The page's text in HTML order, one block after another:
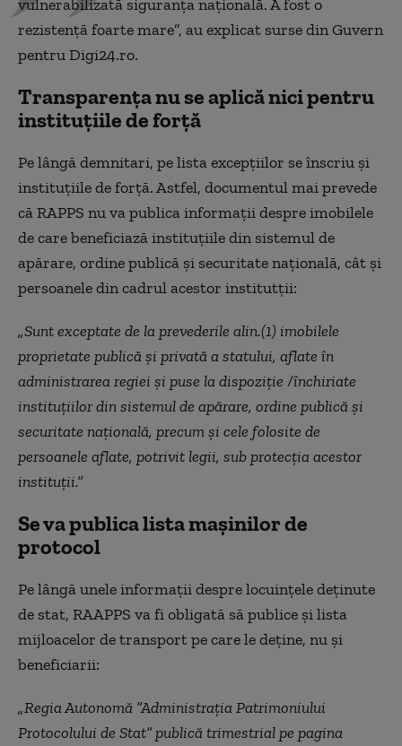
vulnerabilizată siguranța națională. A fost o
rezistență foarte mare”, au explicat surse din Guvern
pentru Digi24.ro.
Transparența nu se aplică nici pentru
instituțiile de forță
Pe lângă demnitari, pe lista excepțiilor se înscriu și
instituțiile de forță. Astfel, documentul mai prevede
că RAPPS nu va publica informații despre imobilele
de care beneficiază instituțiile din sistemul de
apărare, ordine publică și securitate națională, cât și
persoanele din cadrul acestor institutții:
„Sunt exceptate de la prevederile alin.(1) imobilele
proprietate publică și privată a statului, aflate în
administrarea regiei și puse la dispoziție /închiriate
instituțiilor din sistemul de apărare, ordine publică și
securitate națională, precum și cele folosite de
persoanele aflate, potrivit legii, sub protecția acestor
instituții.”
Se va publica lista mașinilor de
protocol
Pe lângă unele informații despre locuințele deținute
de stat, RAAPPS va fi obligată să publice și lista
mijloacelor de transport pe care le deține, nu și
beneficiarii:
„Regia Autonomă ”Administrația Patrimoniului
Protocolului de Stat” publică trimestrial pe pagina